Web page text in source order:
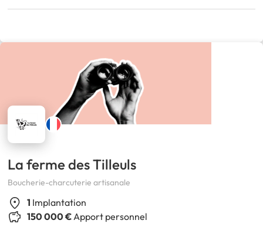
La ferme des Tilleuls
Boucherie-charcuterie artisanale
1 Implantation
150 000 €Apport personnel